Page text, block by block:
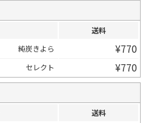
送料
純炭きよら
¥770
セレクト ¥770
送料